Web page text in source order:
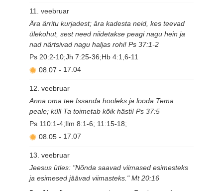
11. veebruar
Ära ärritu kurjadest; ära kadesta neid, kes teevad
ülekohut, sest need niidetakse peagi nagu hein ja
nad närtsivad nagu haljas rohi! Ps 37:1-2
Ps 20:2-10;Jh 7:25-36;Hb 4:1,6-11
08.07 - 17.04
12. veebruar
Anna oma tee Issanda hooleks ja looda Tema
peale; küll Ta toimetab kõik hästi! Ps 37:5
Ps 110:1-4;Ilm 8:1-6; 11:15-18;
08.05 - 17.07
13. veebruar
Jeesus ütles: "Nõnda saavad viimased esimesteks
ja esimesed jäävad viimasteks." Mt 20:16